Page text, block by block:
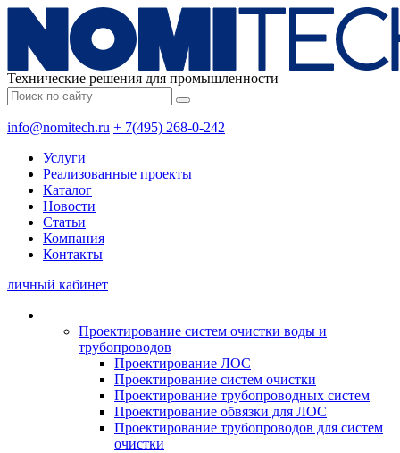
Технические решения для промышленности
info@nomitech.ru + 7(495) 268-0-242
Услуги
Реализованные проекты
Каталог
Новости
Статьи
Компания
Контакты
личный кабинет
Проектирование систем очистки воды и
трубопроводов
Проектирование ЛОС
Проектирование систем очистки
Проектирование трубопроводных систем
Проектирование обвязки для ЛОС
Проектирование трубопроводов для систем
очистки